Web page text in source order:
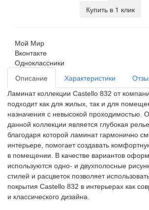
Купить в 1 клик
Мой Мир
Вконтакте
Одноклассники
Описание
Характеристики
Ламинат коллекции Castello 832 от
подходит как для жилых, так и для
назначения с невысокой проходимостью.
данной коллекции является глубокая
благодаря которой ламинат гармонично
интерьере, помогает создавать
в помещении. В качестве вариантов
используются одно- и двухполосные
стилей и расцветок позволяет
покрытия Castello 832 в интерьерах как
и классического дизайна.